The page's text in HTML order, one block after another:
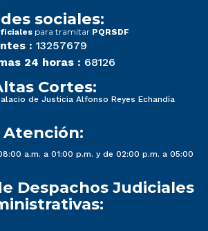
sociales:
para tramitar PQRSDF
: 13257679
24 horas : 68126
Cortes:
de Justicia Alfonso Reyes Echandía
Atención:
a.m. a 01:00 p.m. y de 02:00 p.m. a 05:00
Despachos Judiciales